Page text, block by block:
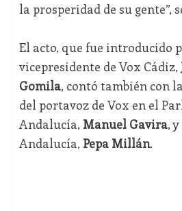
la prosperidad de su gente”,
El acto, que fue introducido
vicepresidente de Vox Cádiz,
Gomila, contó también con
del portavoz de Vox en el
Andalucía, Manuel Gavira,
Andalucía, Pepa Millán.